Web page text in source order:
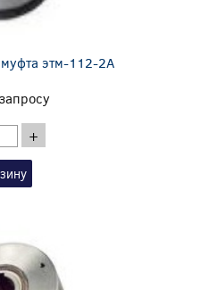
этм-112-2А
+